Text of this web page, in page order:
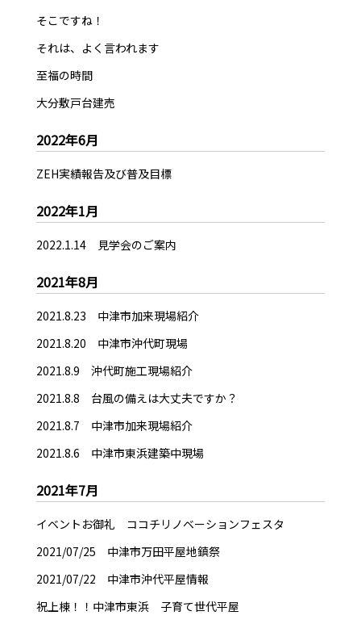
そこですね！
それは、よく言われます
至福の時間
大分敷戸台建売
2022年6月
ZEH実績報告及び普及目標
2022年1月
2022.1.14 見学会のご案内
2021年8月
2021.8.23 中津市加来現場紹介
2021.8.20 中津市沖代町現場
2021.8.9 沖代町施工現場紹介
2021.8.8 台風の備えは大丈夫ですか？
2021.8.7 中津市加来現場紹介
2021.8.6 中津市東浜建築中現場
2021年7月
イベントお御礼 ココチリノベーションフェスタ
2021/07/25 中津市万田平屋地鎮祭
2021/07/22 中津市沖代平屋情報
祝上棟！！中津市東浜 子育て世代平屋